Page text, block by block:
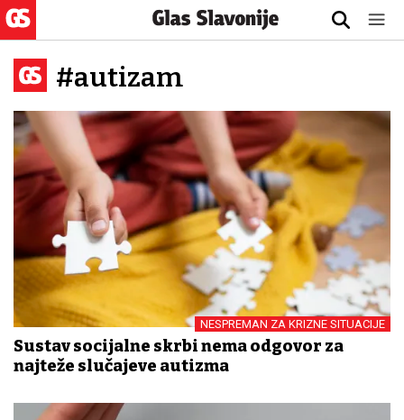
#autizam
NESPREMAN ZA KRIZNE SITUACIJE
Sustav socijalne skrbi nema odgovor za
najteže slučajeve autizma